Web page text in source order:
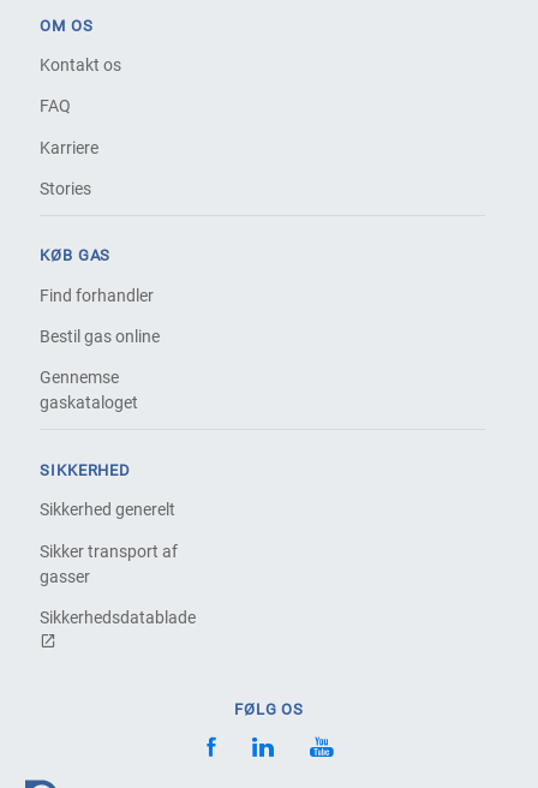
OM OS
Kontakt os
FAQ
Karriere
Stories
KØB GAS
Find forhandler
Bestil gas online
Gennemse
gaskataloget
SIKKERHED
Sikkerhed generelt
Sikker transport af
gasser
Sikkerhedsdatablade
FØLG OS